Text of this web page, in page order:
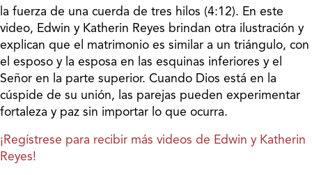
la fuerza de una cuerda de tres hilos (4:12). En este
video, Edwin y Katherin Reyes brindan otra ilustración y
explican que el matrimonio es similar a un triángulo, con
el esposo y la esposa en las esquinas inferiores y el
Señor en la parte superior. Cuando Dios está en la
cúspide de su unión, las parejas pueden experimentar
fortaleza y paz sin importar lo que ocurra.
¡Regístrese para recibir más videos de Edwin y Katherin
Reyes!